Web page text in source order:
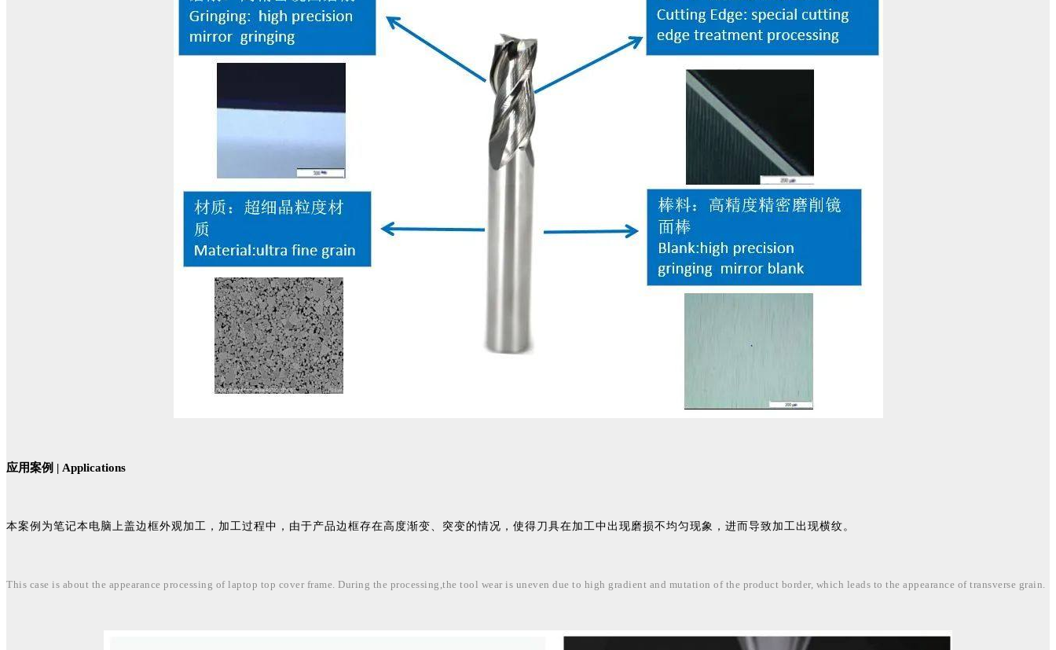
应用案例 | Applications
本案例为笔记本电脑上盖边框外观加工，加工过程中，由于产品边框存在高度渐变、突变的情况，使得刀具在加工中出现磨损不均匀现象，进而导致加工出现横纹。
This case is about the appearance processing of laptop top cover frame. During the processing,the tool wear is uneven due to high gradient and mutation of the product border, which leads to the appearance of transverse grain.